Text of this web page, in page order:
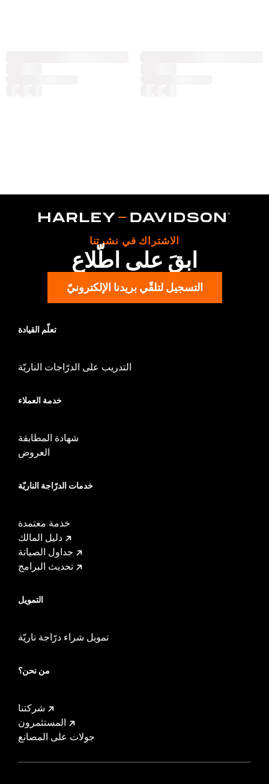
الاشتراك في نشرتنا
ابقَ على اطّلاع
التسجيل لتلقّي بريدنا الإلكترونيّ
تعلّم القيادة
التدريب على الدرّاجات الناريّة
خدمة العملاء
شهادة المطابقة
العروض
خدمات الدرّاجة الناريّة
خدمة معتمدة
دليل المالك
جداول الصيانة
تحديث البرامج
التمويل
تمويل شراء درّاجة ناريّة
من نحن؟
شركتنا
المستثمرون
جولات على المصانع